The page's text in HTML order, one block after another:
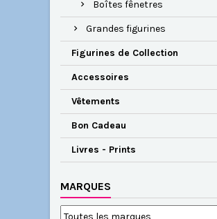
Boîtes fênetres
Grandes figurines
Figurines de Collection
Accessoires
Vêtements
Bon Cadeau
Livres - Prints
MARQUES